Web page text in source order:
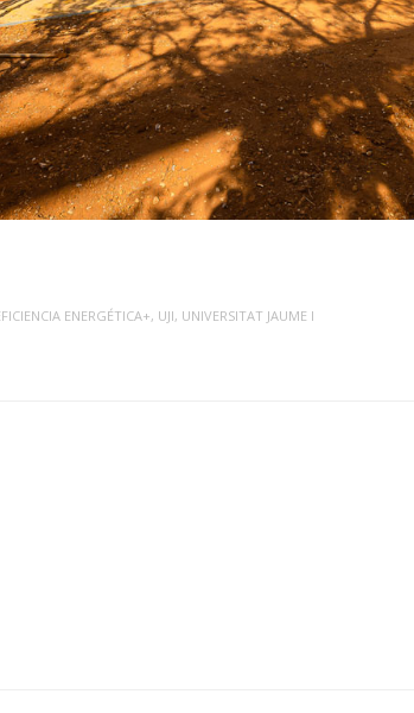
ENERGÉTICA+, UJI, UNIVERSITAT JAUME I